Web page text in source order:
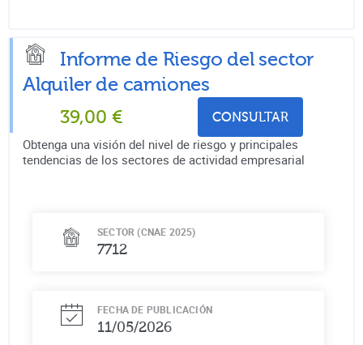
Informe de Riesgo del sector
Alquiler de camiones
39,00 € CONSULTAR
Obtenga una visión del nivel de riesgo y principales
tendencias de los sectores de actividad empresarial
SECTOR (CNAE 2025)
7712
FECHA DE PUBLICACIÓN
11/05/2026